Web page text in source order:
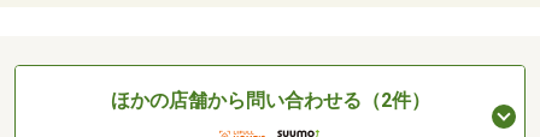
ほかの店舗から問い合わせる（2件）